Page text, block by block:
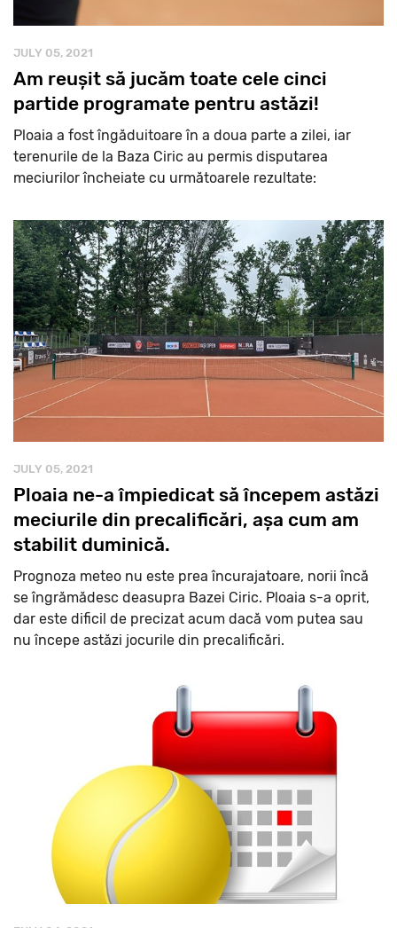
JULY 05, 2021
Am reușit să jucăm toate cele cinci
partide programate pentru astăzi!
Ploaia a fost îngăduitoare în a doua parte a zilei, iar
terenurile de la Baza Ciric au permis disputarea
meciurilor încheiate cu următoarele rezultate:
JULY 05, 2021
Ploaia ne-a împiedicat să începem astăzi
meciurile din precalificări, așa cum am
stabilit duminică.
Prognoza meteo nu este prea încurajatoare, norii încă
se îngrămădesc deasupra Bazei Ciric. Ploaia s-a oprit,
dar este dificil de precizat acum dacă vom putea sau
nu începe astăzi jocurile din precalificări.